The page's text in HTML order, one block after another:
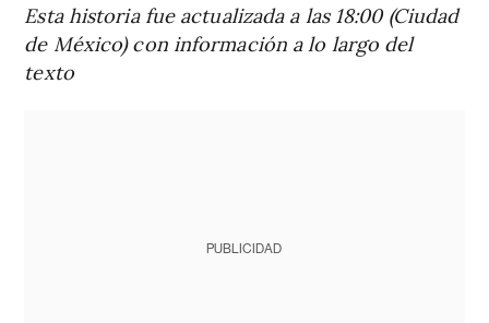
Esta historia fue actualizada a las 18:00 (Ciudad
de México) con información a lo largo del
texto
PUBLICIDAD